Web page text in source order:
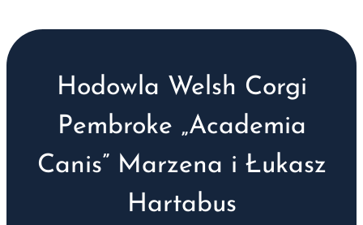
Hodowla Welsh Corgi
Pembroke „Academia
Canis” Marzena i Łukasz
Hartabus